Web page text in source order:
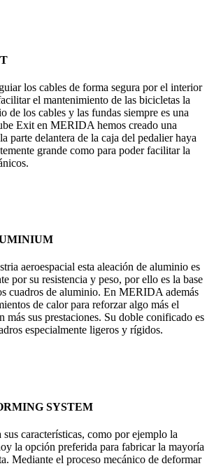
los cables de forma segura por el interior
el mantenimiento de las bicicletas la
de los cables y las fundas siempre es una
Exit en MERIDA hemos creado una
parte delantera de la caja del pedalier haya
grande como para poder facilitar la
aeroespacial esta aleación de aluminio es
por su resistencia y peso, por ello es la base
cuadros de aluminio. En MERIDA además
de calor para reforzar algo más el
más sus prestaciones. Su doble conificado es
especialmente ligeros y rígidos.
SYSTEM
características, como por ejemplo la
la opción preferida para fabricar la mayoría
Mediante el proceso mecánico de deformar